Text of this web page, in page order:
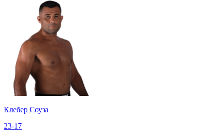
Клебер Соуза
23-17